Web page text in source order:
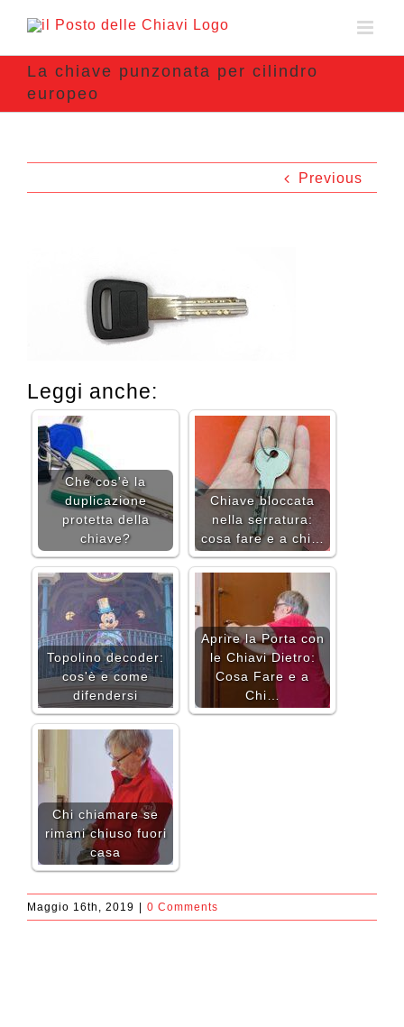
La chiave punzonata per cilindro
europeo
Previous
Leggi anche:
Che cos'è la
duplicazione
protetta della
chiave?
Chiave bloccata
nella serratura:
cosa fare e a chi…
Topolino decoder:
cos'è e come
difendersi
Aprire la Porta con
le Chiavi Dietro:
Cosa Fare e a
Chi…
Chi chiamare se
rimani chiuso fuori
casa
Maggio 16th, 2019 0 Comments